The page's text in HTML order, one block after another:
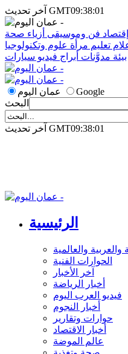
آخر تحديث GMT09:38:01
إقتصاد فن وموسيقى أزياء صحة
تعليم مرأة علوم وتكنولوجيا
بيئة مدوَّنات أبراج فيديو سيارات
عمان اليوم
Google
البحث
آخر تحديث GMT09:38:01
الرئيسية
والعربية والعالمية
الحوارات الفنية
آخر الأخبار
أخبار الرياضة
فيديو العرب اليوم
أخبار النجوم
حوارات وتقارير
أخبار الاقتصاد
عالم الموضة